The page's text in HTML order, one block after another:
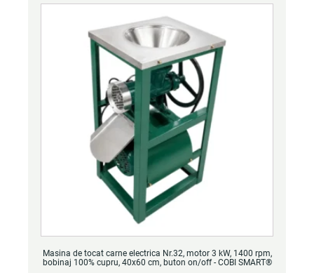
Masina de tocat carne electrica Nr.32, motor 3 kW, 1400 rpm,
bobinaj 100% cupru, 40x60 cm, buton on/off - COBI SMART®